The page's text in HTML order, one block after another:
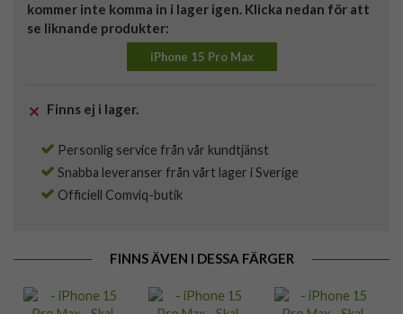
kommer inte komma in i lager igen. Klicka nedan för att
se liknande produkter:
iPhone 15 Pro Max
Finns ej i lager.
Personlig service från vår kundtjänst
Snabba leveranser från vårt lager i Sverige
Officiell Comviq-butik
FINNS ÄVEN I DESSA FÄRGER